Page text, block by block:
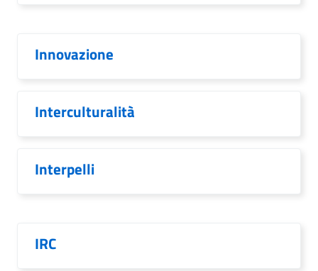
Innovazione
Interculturalità
Interpelli
IRC